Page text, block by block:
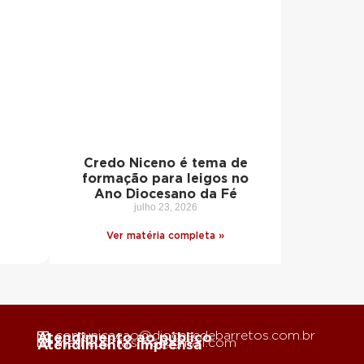
Credo Niceno é tema de
formação para leigos no
Ano Diocesano da Fé
julho 23, 2026
Ver matéria completa »
Atendimento ao público
comunicacao@diocesedebarretos.com.br
Atendimento imprensa
matheus.fra.silva@gmail.com